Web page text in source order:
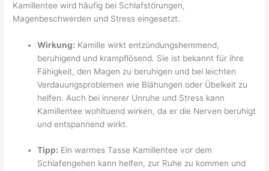
Kamillentee wird häufig bei Schlafstörungen,
Magenbeschwerden und Stress eingesetzt.
Wirkung: Kamille wirkt entzündungshemmend,
beruhigend und krampflösend. Sie ist bekannt für ihre
Fähigkeit, den Magen zu beruhigen und bei leichten
Verdauungsproblemen wie Blähungen oder Übelkeit zu
helfen. Auch bei innerer Unruhe und Stress kann
Kamillentee wohltuend wirken, da er die Nerven beruhigt
und entspannend wirkt.
Tipp: Ein warmes Tasse Kamillentee vor dem
Schlafengehen kann helfen, zur Ruhe zu kommen und